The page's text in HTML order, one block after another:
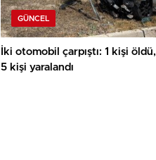
GÜNCEL
İki otomobil çarpıştı: 1 kişi öldü,
5 kişi yaralandı